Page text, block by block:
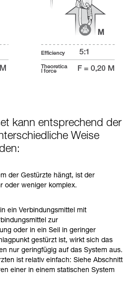
kann entsprechend der
Weise
der Gestürzte hängt, ist der
oder weniger komplex.
ein Verbindungsmittel mit
zur
oder in ein Seil in geringer
gestürzt ist, wirkt sich das
nur geringfügig auf das System aus.
ist relativ einfach: Siehe Abschnitt
einer in einem statischen System